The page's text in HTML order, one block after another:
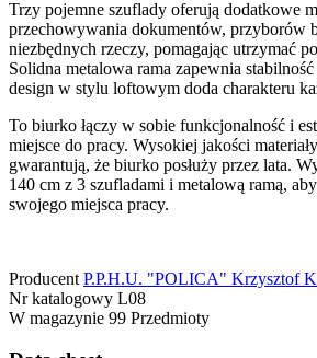
Trzy pojemne szuflady oferują dodatkowe
przechowywania dokumentów, przyborów
niezbędnych rzeczy, pomagając utrzymać
Solidna metalowa rama zapewnia
design w stylu loftowym doda charakteru
To biurko łączy w sobie funkcjonalność i
miejsce do pracy. Wysokiej jakości
gwarantują, że biurko posłuży przez lata.
140 cm z 3 szufladami i metalową ramą,
swojego miejsca pracy.
Producent P.P.H.U. "POLICA" Krzysztof
Nr katalogowy L08
W magazynie 99 Przedmioty